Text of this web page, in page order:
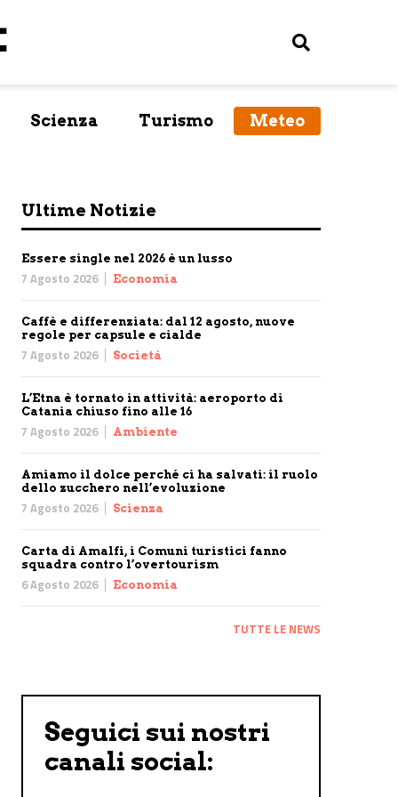
Scienza Turismo Meteo
Ultime Notizie
Essere single nel 2026 è un lusso
7 Agosto 2026 Economia
Caffè e differenziata: dal 12 agosto, nuove
regole per capsule e cialde
7 Agosto 2026 Società
L’Etna è tornato in attività: aeroporto di
Catania chiuso fino alle 16
7 Agosto 2026 Ambiente
Amiamo il dolce perché ci ha salvati: il ruolo
dello zucchero nell’evoluzione
7 Agosto 2026 Scienza
Carta di Amalfi, i Comuni turistici fanno
squadra contro l’overtourism
6 Agosto 2026 Economia
TUTTE LE NEWS
Seguici sui nostri
canali social: